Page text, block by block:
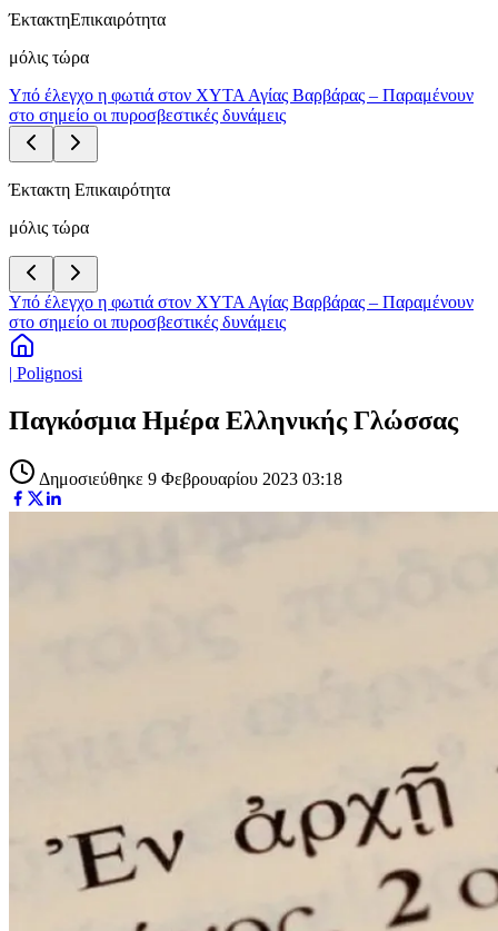
ΈκτακτηΕπικαιρότητα
μόλις τώρα
Υπό έλεγχο η φωτιά στον ΧΥΤΑ Αγίας Βαρβάρας – Παραμένουν
στο σημείο οι πυροσβεστικές δυνάμεις
Έκτακτη Επικαιρότητα
μόλις τώρα
Υπό έλεγχο η φωτιά στον ΧΥΤΑ Αγίας Βαρβάρας – Παραμένουν
στο σημείο οι πυροσβεστικές δυνάμεις
| Polignosi
Παγκόσμια Ημέρα Ελληνικής Γλώσσας
Δημοσιεύθηκε 9 Φεβρουαρίου 2023 03:18